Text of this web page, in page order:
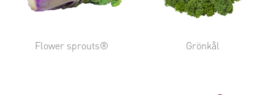
Flower sprouts® Grönkål